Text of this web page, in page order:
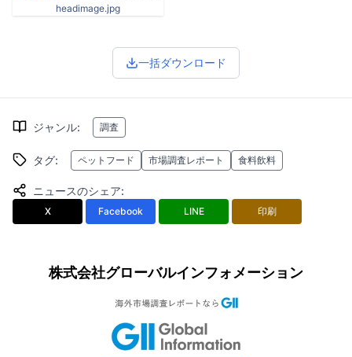
headimage.jpg
一括ダウンロード
ジャンル: 調査
タグ: ペットフード 市場調査レポート 食料飲料
ニュースのシェア:
X Facebook LINE 印刷
株式会社グローバルインフォメーション